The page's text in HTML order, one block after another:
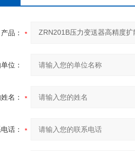
产品：
位：
名：
话：